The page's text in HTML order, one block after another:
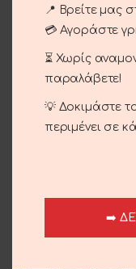
Κωδικός
Κατηγορίες:
Ευχαριστώ
Share:
Περιγραφή
📍 Βρείτε μας
💳 Αγοράστε
⏳ Χωρίς
παραλάβετε!
💡 Δοκιμάστε
περιμένει σε
➡️